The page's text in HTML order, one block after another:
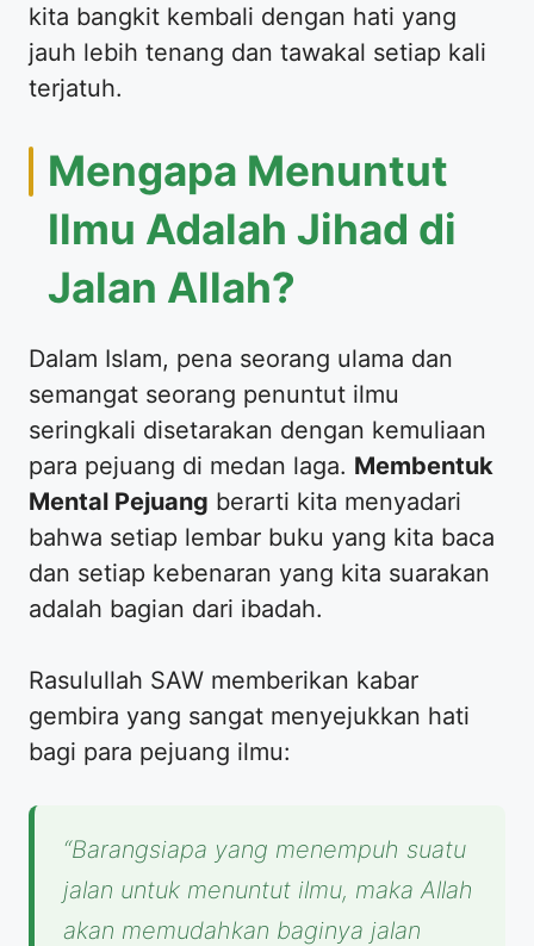
kita bangkit kembali dengan hati yang
jauh lebih tenang dan tawakal setiap kali
terjatuh.
​Mengapa Menuntut
Ilmu Adalah Jihad di
Jalan Allah?
​Dalam Islam, pena seorang ulama dan
semangat seorang penuntut ilmu
seringkali disetarakan dengan kemuliaan
para pejuang di medan laga. Membentuk
Mental Pejuang berarti kita menyadari
bahwa setiap lembar buku yang kita baca
dan setiap kebenaran yang kita suarakan
adalah bagian dari ibadah.
​Rasulullah SAW memberikan kabar
gembira yang sangat menyejukkan hati
bagi para pejuang ilmu:
“Barangsiapa yang menempuh suatu
jalan untuk menuntut ilmu, maka Allah
akan memudahkan baginya jalan